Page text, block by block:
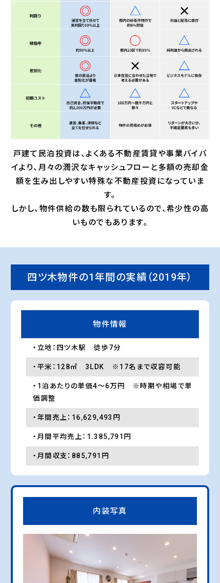
戸建て民泊投資は、よくある不動産賃貸や事業バイバ
イより、 月々の潤沢なキャッシュフローと多額の売却金
額を生み出しやすい特殊な不動産投資になっていま
す。
しかし、物件供給の数も限られているので、希少性の高
いものでもあります。
四ツ木物件の1年間の実績（2019年）
物件情報
・立地：四ツ木駅 徒歩7分
・平米：128㎡ 3LDK ※17名まで収容可能
・1泊あたりの単価4〜6万円 ※時期や相場で単
価調整
・年間売上：16,629,493円
・月間平均売上：1.385,791円
・月間収支：885,791円
内装写真